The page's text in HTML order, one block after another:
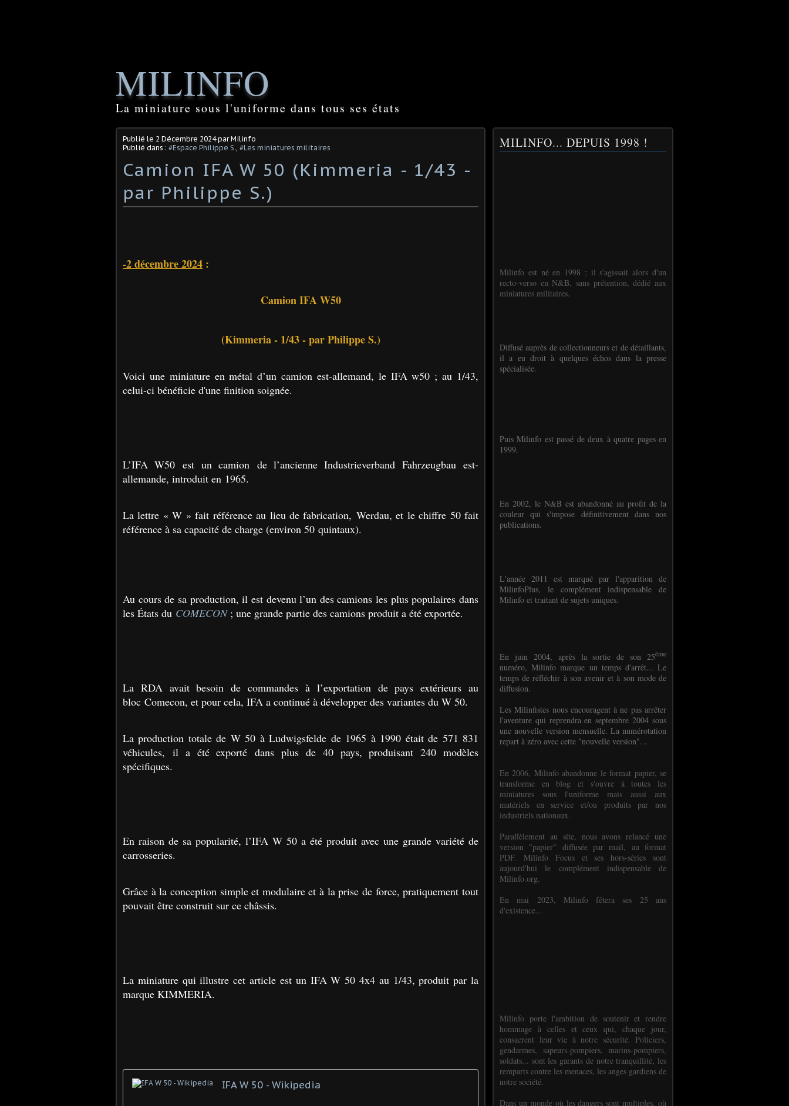
MILINFO
La miniature sous l'uniforme dans tous ses états
Publié le 2 Décembre 2024par Milinfo
Publié dans : #Espace Philippe S., #Les miniatures militaires
Camion IFA W 50 (Kimmeria - 1/43 -
par Philippe S.) ​
-2 décembre 2024 :
Camion IFA W50
(Kimmeria - 1/43 - par Philippe S.)
Voici une miniature en métal d’un camion est-allemand, le IFA w50 ; au 1/43,
celui-ci bénéficie d'une finition soignée.
L’IFA W50 est un camion de l’ancienne Industrieverband Fahrzeugbau est-
allemande, introduit en 1965.
La lettre « W » fait référence au lieu de fabrication, Werdau, et le chiffre 50 fait
référence à sa capacité de charge (environ 50 quintaux).
Au cours de sa production, il est devenu l’un des camions les plus populaires dans
les États du COMECON; une grande partie des camions produit a été exportée.
La RDA avait besoin de commandes à l’exportation de pays extérieurs au
bloc Comecon, et pour cela, IFA a continué à développer des variantes du W 50.
La production totale de W 50 à Ludwigsfelde de 1965 à 1990 était de 571 831
véhicules, il a été exporté dans plus de 40 pays, produisant 240 modèles
spécifiques.
En raison de sa popularité, l’IFA W 50 a été produit avec une grande variété de
carrosseries.
Grâce à la conception simple et modulaire et à la prise de force, pratiquement tout
pouvait être construit sur ce châssis.
La miniature qui illustre cet article est un IFA W 50 4x4 au 1/43, produit par la
marque KIMMERIA.
IFA W 50 - Wikipedia
MILINFO... DEPUIS 1998 !
Milinfo est né en 1998 ; il s'agissait alors d'un
recto-verso en N&B, sans prétention, dédié aux
miniatures militaires.
Diffusé auprès de collectionneurs et de détaillants,
il a eu droit à quelques échos dans la presse
spécialisée.
Puis Milinfo est passé de deux à quatre pages en
1999.
En 2002, le N&B est abandonné au profit de la
couleur qui s'impose définitivement dans nos
publications.
L'année 2011 est marqué par l'apparition de
MilinfoPlus, le complément indispensable de
Milinfo et traitant de sujets uniques.
En juin 2004, après la sortie de son 25ème
numéro, Milinfo marque un temps d'arrêt... Le
temps de réfléchir à son avenir et à son mode de
diffusion.
Les Milinfistes nous encouragent à ne pas arrêter
l'aventure qui reprendra en septembre 2004 sous
une nouvelle version mensuelle. La numérotation
repart à zéro avec cette "nouvelle version"...
En 2006, Milinfo abandonne le format papier, se
transforme en blog et s'ouvre à toutes les
miniatures sous l'uniforme mais aussi aux
matériels en service et/ou produits par nos
industriels nationaux.
Parallèlement au site, nous avons relancé une
version "papier" diffusée par mail, au format
PDF. Milinfo Focus et ses hors-séries sont
aujourd'hui le complément indispensable de
Milinfo.org.
En mai 2023, Milinfo fêtera ses 25 ans
d'existence...
Milinfo porte l'ambition de soutenir et rendre
hommage à celles et ceux qui, chaque jour,
consacrent leur vie à notre sécurité. Policiers,
gendarmes, sapeurs-pompiers, marins-pompiers,
soldats... sont les garants de notre tranquillité, les
remparts contre les menaces, les anges gardiens de
notre société.
Dans un monde où les dangers sont multiples, où